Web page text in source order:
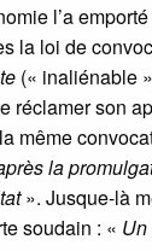
l’a
la loi de
(« inaliénable
réclamer son
même
la
». Jusque-là
soudain : «